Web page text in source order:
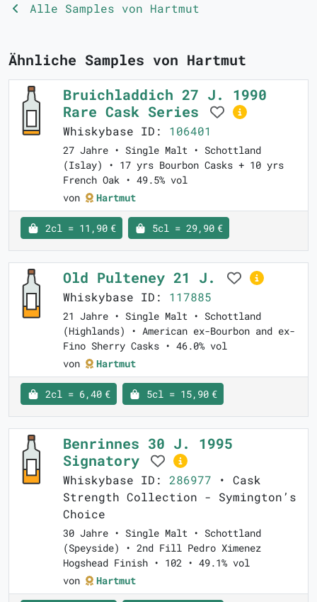
Alle Samples von Hartmut
Ähnliche Samples von Hartmut
Bruichladdich 27 J. 1990
Rare Cask Series
Whiskybase ID: 106401
27 Jahre • Single Malt • Schottland
(Islay) • 17 yrs Bourbon Casks + 10 yrs
French Oak • 49.5% vol
von
Hartmut
2cl = 11,90 € 5cl = 29,90 €
Old Pulteney 21 J.
Whiskybase ID: 117885
21 Jahre • Single Malt • Schottland
(Highlands) • American ex-Bourbon and ex-
Fino Sherry Casks • 46.0% vol
von
Hartmut
2cl = 6,40 € 5cl = 15,90 €
Benrinnes 30 J. 1995
Signatory
Whiskybase ID: 286977 • Cask
Strength Collection - Symington’s
Choice
30 Jahre • Single Malt • Schottland
(Speyside) • 2nd Fill Pedro Ximenez
Hogshead Finish • 102 • 49.1% vol
von
Hartmut